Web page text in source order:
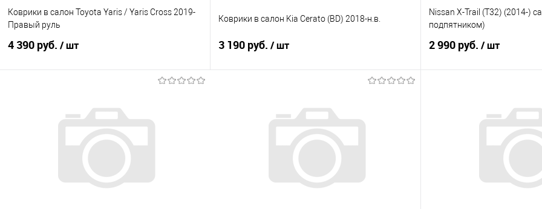
Коврики в салон Toyota Yaris / Yaris Cross 2019-
Правый руль
4 390 руб. / шт
Купить в 1 клик
Сравнение
Под заказ
Коврики в салон Kia Cerato (BD) 2018-н.в.
3 190 руб. / шт
Купить в 1 клик
Сравнение
Под заказ
Nissan X-Trail (T32) (2014-)
подпятником)
2 990 руб. / шт
Купить в 1 клик